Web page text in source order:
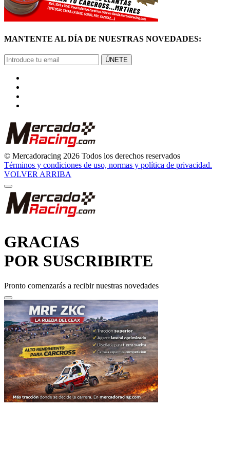
MANTENTE AL DÍA DE NUESTRAS NOVEDADES:
ÚNETE
© Mercadoracing 2026 Todos los derechos reservados
Términos y condiciones de uso, normas y política de privacidad.
VOLVER ARRIBA
GRACIAS
POR SUSCRIBIRTE
Pronto comenzarás a recibir nuestras novedades